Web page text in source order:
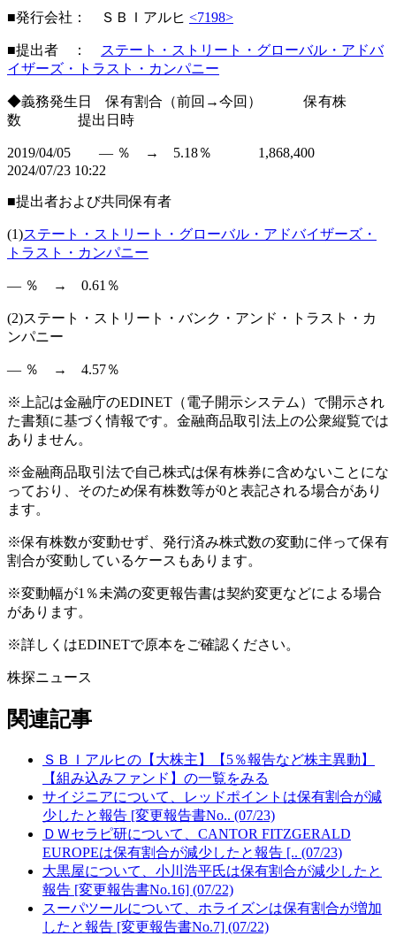
■発行会社： ＳＢＩアルヒ <7198>
■提出者 ： ステート・ストリート・グローバル・アドバ
イザーズ・トラスト・カンパニー
◆義務発生日 保有割合（前回→今回） 保有株
数 提出日時
2019/04/05 ― ％ → 5.18％ 1,868,400
2024/07/23 10:22
■提出者および共同保有者
(1)ステート・ストリート・グローバル・アドバイザーズ・
トラスト・カンパニー
― ％ → 0.61％
(2)ステート・ストリート・バンク・アンド・トラスト・カ
ンパニー
― ％ → 4.57％
※上記は金融庁のEDINET（電子開示システム）で開示され
た書類に基づく情報です。金融商品取引法上の公衆縦覧では
ありません。
※金融商品取引法で自己株式は保有株券に含めないことにな
っており、そのため保有株数等が0と表記される場合があり
ます。
※保有株数が変動せず、発行済み株式数の変動に伴って保有
割合が変動しているケースもあります。
※変動幅が1％未満の変更報告書は契約変更などによる場合
があります。
※詳しくはEDINETで原本をご確認ください。
株探ニュース
関連記事
ＳＢＩアルヒの【大株主】【5％報告など株主異動】
【組み込みファンド】の一覧をみる
サイジニアについて、レッドポイントは保有割合が減
少したと報告 [変更報告書No.. (07/23)
ＤＷセラピ研について、CANTOR FITZGERALD
EUROPEは保有割合が減少したと報告 [.. (07/23)
大黒屋について、小川浩平氏は保有割合が減少したと
報告 [変更報告書No.16] (07/22)
スーパツールについて、ホライズンは保有割合が増加
したと報告 [変更報告書No.7] (07/22)